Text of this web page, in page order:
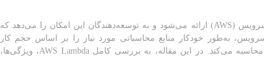
لمبدا یک سرویس محاسباتی بدون سرور است که توسط آمازون وب سرویس (AWS) ارائه می‌شود و به توسعه‌دهندگان این امکان را می‌دهد که
به‌طور خودکار منابع محاسباتی مورد نیاز را بر اساس حجم کار
مقیاس‌بندی کرده و هزینه آن را تنها بر اساس مقدار پردازش مصرفی محاسبه می‌کند. در این مقاله، به بررسی کامل AWS Lambda، ویژگی‌ها،